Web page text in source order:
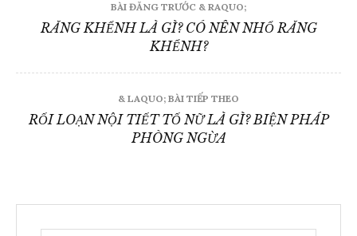
hướng
BÀI ĐĂNG TRƯỚC & RAQUO;
RĂNG KHỂNH LÀ GÌ? CÓ NÊN NHỔ RĂNG
KHỂNH?
& LAQUO; BÀI TIẾP THEO
RỐI LOẠN NỘI TIẾT TỐ NỮ LÀ GÌ? BIỆN PHÁP
PHÒNG NGỪA